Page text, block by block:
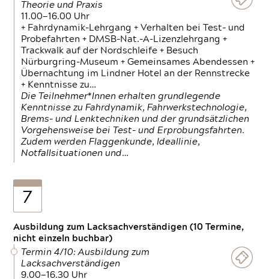
Theorie und Praxis
11.00—16.00 Uhr
+ Fahrdynamik-Lehrgang + Verhalten bei Test- und
Probefahrten + DMSB-Nat.-A-Lizenzlehrgang +
Trackwalk auf der Nordschleife + Besuch
Nürburgring-Museum + Gemeinsames Abendessen +
Übernachtung im Lindner Hotel an der Rennstrecke
+ Kenntnisse zu…
Die Teilnehmer*Innen erhalten grundlegende
Kenntnisse zu Fahrdynamik, Fahrwerkstechnologie,
Brems- und Lenktechniken und der grundsätzlichen
Vorgehensweise bei Test- und Erprobungsfahrten.
Zudem werden Flaggenkunde, Ideallinie,
Notfallsituationen und…
7
Ausbildung zum Lacksachverständigen (10 Termine,
nicht einzeln buchbar)
Termin 4/10: Ausbildung zum
Lacksachverständigen
9.00—16.30 Uhr